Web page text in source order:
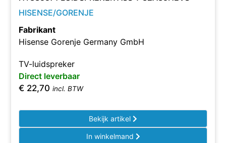
HISENSE/GORENJE
Fabrikant
Hisense Gorenje Germany GmbH
TV-luidspreker
Direct leverbaar
€ 22,70 incl. BTW
Bekijk artikel
In winkelmand